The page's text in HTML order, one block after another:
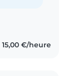
15,00 €/heure